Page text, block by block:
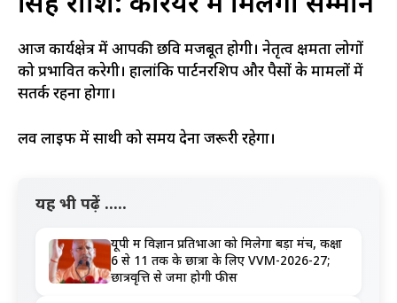
आज कार्यक्षेत्र में आपकी छवि मजबूत होगी। नेतृत्व क्षमता लोगों
को प्रभावित करेगी। हालांकि पार्टनरशिप और पैसों के मामलों में
सतर्क रहना होगा।
लव लाइफ में साथी को समय देना जरूरी रहेगा।
यह भी पढ़ें .....
यूपी में विज्ञान प्रतिभाओं को मिलेगा बड़ा मंच, कक्षा
6 से 11 तक के छात्रों के लिए VVM-2026-27;
छात्रवृत्ति से जमा होगी फीस